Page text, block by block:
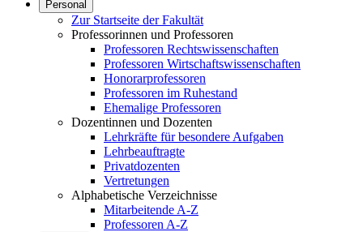
Personal
Zur Startseite der Fakultät
Professorinnen und Professoren
Professoren Rechtswissenschaften
Professoren Wirtschaftswissenschaften
Honorarprofessoren
Professoren im Ruhestand
Ehemalige Professoren
Dozentinnen und Dozenten
Lehrkräfte für besondere Aufgaben
Lehrbeauftragte
Privatdozenten
Vertretungen
Alphabetische Verzeichnisse
Mitarbeitende A-Z
Professoren A-Z